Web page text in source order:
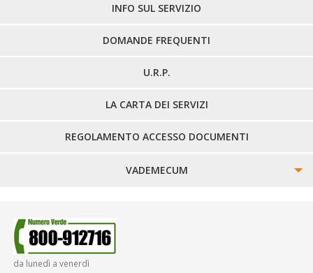
LINEE EXTRAURBANE
INFO SUL SERVIZIO
DOMANDE FREQUENTI
U.R.P.
LA CARTA DEI SERVIZI
REGOLAMENTO ACCESSO DOCUMENTI
VADEMECUM
SMARRIMENTO OGGETTI
da lunedì a venerdì